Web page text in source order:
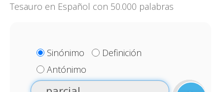
Tesauro en Español con 50.000 palabras
Sinónimo
Definición
Antónimo